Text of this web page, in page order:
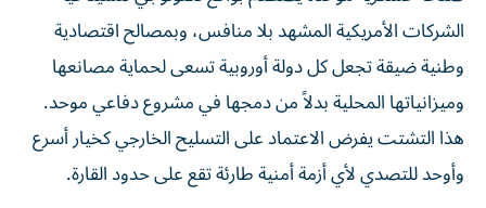
الشركات الأمريكية المشهد بلا منافس، وبمصالح اقتصادية
وطنية ضيقة تجعل كل دولة أوروبية تسعى لحماية مصانعها
وميزانياتها المحلية بدلاً من دمجها في مشروع دفاعي موحد.
هذا التشتت يفرض الاعتماد على التسليح الخارجي كخيار أسرع
وأوحد للتصدي لأي أزمة أمنية طارئة تقع على حدود القارة.